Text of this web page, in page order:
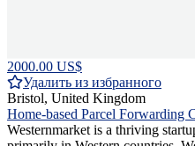
2000.00 US$
Удалить из избранного
Bristol, United Kingdom
Home-based Parcel Forwarding
Westernmarket is a thriving